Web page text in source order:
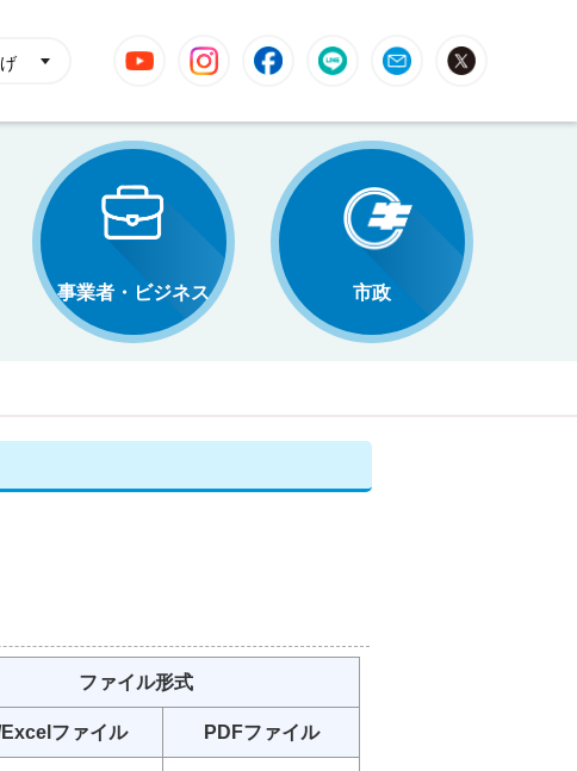
YouTube InstagramFacebookLINE Mail
事業者・ビジネス 市政
ファイル形式
ファイル PDFファイル